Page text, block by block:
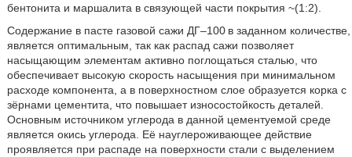
бентонита и маршалита в связующей части покрытия ~(1:2).
Содержание в пасте газовой сажи ДГ–100 в заданном количестве,
является оптимальным, так как распад сажи позволяет
насыщающим элементам активно поглощаться сталью, что
обеспечивает высокую скорость насыщения при минимальном
расходе компонента, а в поверхностном слое образуется корка с
зёрнами цементита, что повышает износостойкость деталей.
Основным источником углерода в данной цементуемой среде
является окись углерода. Её науглероживающее действие
проявляется при распаде на поверхности стали с выделением